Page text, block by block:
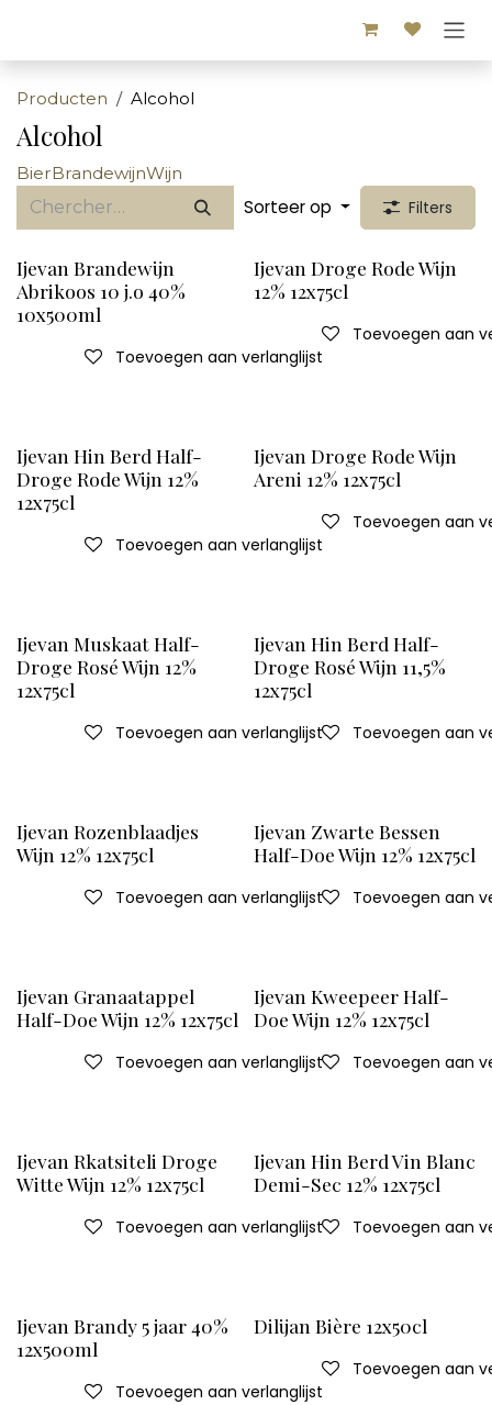
Producten Alcohol
Alcohol
BierBrandewijnWijn
Sorteer op Filters
Ijevan Brandewijn
Abrikoos 10 j.o 40%
10x500ml
Toevoegen aan verlanglijst
Ijevan Droge Rode Wijn
12% 12x75cl
Toevoegen aan
Ijevan Hin Berd Half-
Droge Rode Wijn 12%
12x75cl
Toevoegen aan verlanglijst
Ijevan Droge Rode Wijn
Areni 12% 12x75cl
Toevoegen aan
Ijevan Muskaat Half-
Droge Rosé Wijn 12%
12x75cl
Toevoegen aan verlanglijst
Ijevan Hin Berd Half-
Droge Rosé Wijn 11,5%
12x75cl
Toevoegen aan
Ijevan Rozenblaadjes
Wijn 12% 12x75cl
Toevoegen aan verlanglijst
Ijevan Zwarte Bessen
Half-Doe Wijn 12% 12x75cl
Toevoegen aan
Ijevan Granaatappel
Half-Doe Wijn 12% 12x75cl
Toevoegen aan verlanglijst
Ijevan Kweepeer Half-
Doe Wijn 12% 12x75cl
Toevoegen aan
Ijevan Rkatsiteli Droge
Witte Wijn 12% 12x75cl
Toevoegen aan verlanglijst
Ijevan Hin Berd Vin Blanc
Demi-Sec 12% 12x75cl
Toevoegen aan
Ijevan Brandy 5 jaar 40%
12x500ml
Toevoegen aan verlanglijst
Dilijan Bière 12x50cl
Toevoegen aan